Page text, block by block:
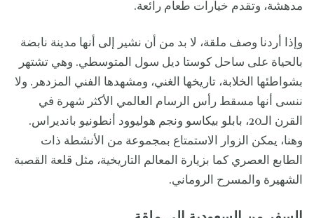
مدهشة، وتقدم خيارات طعام رائعة.
وإذا أردنا وصف ملقة، لا بد من أن نشير إلى أنها مدينة نابضة
بالحياة على ساحل كوستا ديل سول المتوسطي. وهي تشتهر
بشواطئها الخلابة، تاريخها الغني، ومشهدها الفني المزدهر. ولا
ننسى أنها مسقط رأس الرسام العالمي الأكثر شهرة في
القرن الـ20، بابلو بيكاسو ونجم هوليوود أنطونيو بانديراس.
وهنا، يمكن الزوار الاستمتاع بمجموعة من الأنشطة ذات
الطابع العصري كما بزيارة المعالم التاريخية، مثل قلعة القصبة
الشهيرة والمسرح الروماني.